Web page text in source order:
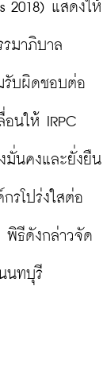
2018) แสดงให้
รมาภิบาล
รับผิดชอบต่อ
นให้ IRPC
มั่นคงและยั่งยืน
รโปร่งใสต่อ
พิธีดังกล่าวจัด
นทบุรี